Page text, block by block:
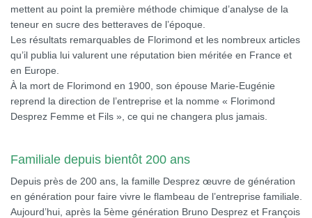
mettent au point la première méthode chimique d’analyse de la
teneur en sucre des betteraves de l’époque.
Les résultats remarquables de Florimond et les nombreux articles
qu’il publia lui valurent une réputation bien méritée en France et
en Europe.
À la mort de Florimond en 1900, son épouse Marie-Eugénie
reprend la direction de l’entreprise et la nomme « Florimond
Desprez Femme et Fils », ce qui ne changera plus jamais.
Familiale depuis bientôt 200 ans
Depuis près de 200 ans, la famille Desprez œuvre de génération
en génération pour faire vivre le flambeau de l’entreprise familiale.
Aujourd’hui, après la 5ème génération Bruno Desprez et François